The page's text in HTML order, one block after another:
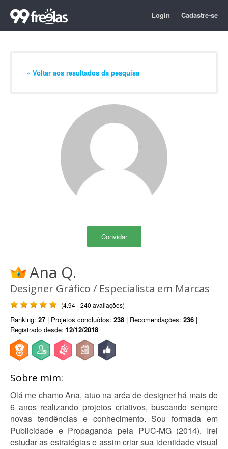
Login Cadastre-se
« Voltar aos resultados da pesquisa
Convidar
Ana Q.
Designer Gráfico / Especialista em Marcas
(4.94 - 240 avaliações)
Ranking: 27 | Projetos concluídos: 238 | Recomendações: 236 |
Registrado desde: 12/12/2018
Sobre mim:
Olá me chamo Ana, atuo na aréa de designer há mais de
6 anos realizando projetos criativos, buscando sempre
novas tendências e conhecimento. Sou formada em
Publicidade e Propaganda pela PUC-MG (2014). Irei
estudar as estratégias e assim criar sua identidade visual